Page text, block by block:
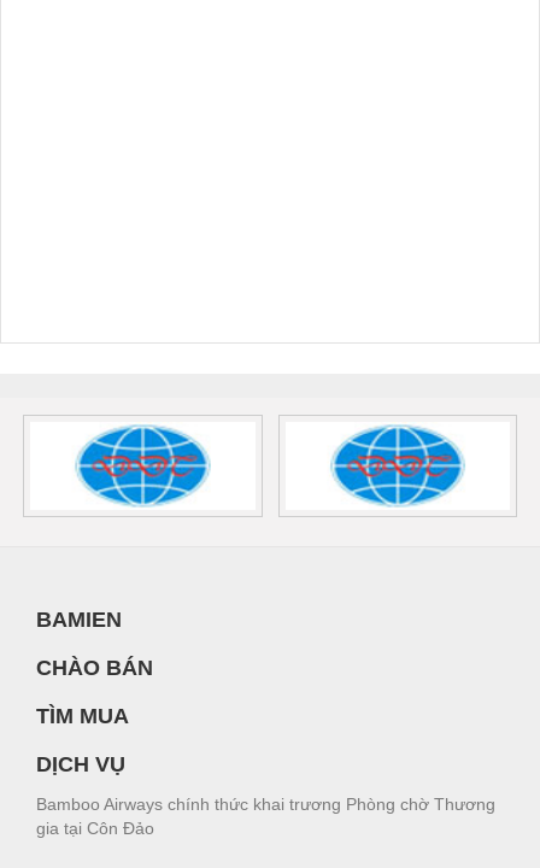
BAMIEN
CHÀO BÁN
TÌM MUA
DỊCH VỤ
Bamboo Airways chính thức khai trương Phòng chờ Thương
gia tại Côn Đảo